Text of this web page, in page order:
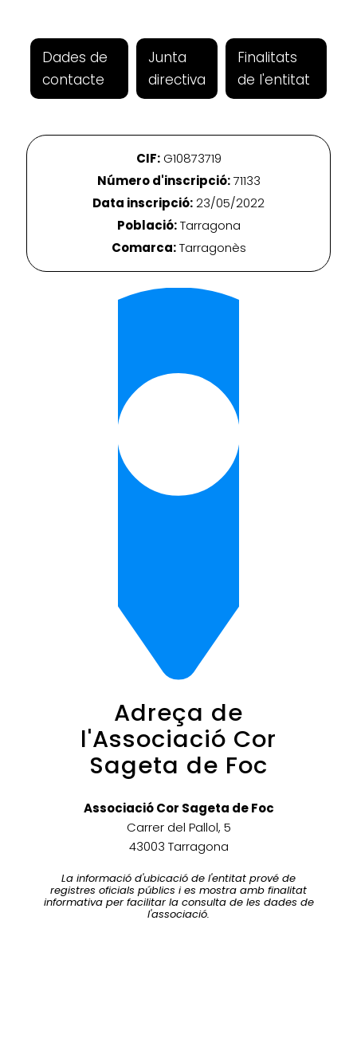
Dades de
contacte
Junta
directiva
Finalitats
de l'entitat
CIF:G10873719
Número d'inscripció:71133
Data inscripció:23/05/2022
Població:Tarragona
Comarca:Tarragonès
Adreça de
l'Associació Cor
Sageta de Foc
Associació Cor Sageta de Foc
Carrer del Pallol, 5
43003 Tarragona
La informació d'ubicació de l'entitat prové de
registres oficials públics i es mostra amb finalitat
informativa per facilitar la consulta de les dades de
l'associació.